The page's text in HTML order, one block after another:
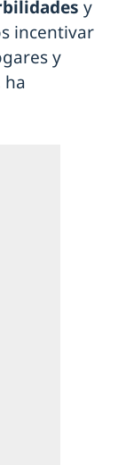
y
incentivar
y
ha